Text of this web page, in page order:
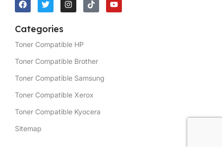
Categories
Toner Compatible HP
Toner Compatible Brother
Toner Compatible Samsung
Toner Compatible Xerox
Toner Compatible Kyocera
Sitemap